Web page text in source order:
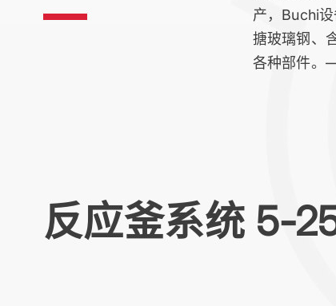
产，Buchi
搪玻璃钢、
各种部件。
反应釜系统 5-